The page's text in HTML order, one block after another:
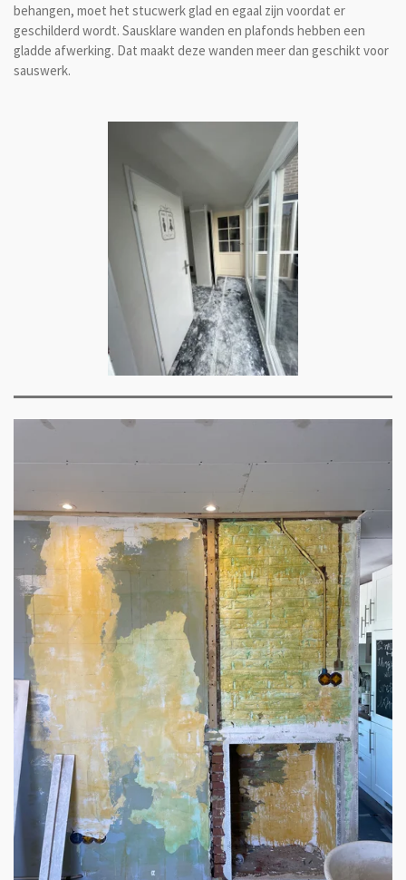
behangen, moet het stucwerk glad en egaal zijn voordat er
geschilderd wordt. Sausklare wanden en plafonds hebben een
gladde afwerking. Dat maakt deze wanden meer dan geschikt voor
sauswerk.